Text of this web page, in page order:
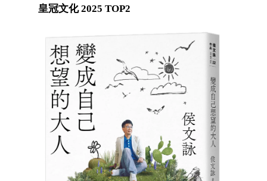
皇冠文化 2025 TOP2